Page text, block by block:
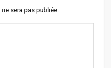
sera pas publiée.